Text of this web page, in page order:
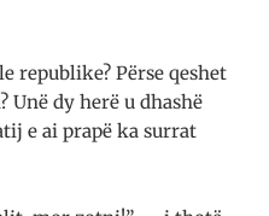
republike? Përse qeshet
Unë dy herë u dhashë
e ai prapë ka surrat